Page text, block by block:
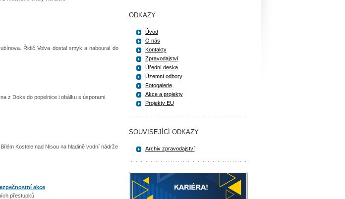
Řidič Volva dostal smyk a naboural do
z Doks do popelnice i obálku s úsporami.
Kostele nad Nisou na hladině vodní nádrže
akce
přestupků.
ODKAZY
Úvod
O nás
Kontakty
Zpravodajství
Úřední deska
Územní odbory
Fotogalerie
Akce a projekty
Projekty EU
SOUVISEJÍCÍ ODKAZY
Archiv zpravodajství